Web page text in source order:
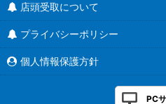
店頭受取について
プライバシーポリシー
個人情報保護方針
PC